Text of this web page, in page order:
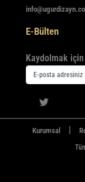
E-Bülten
Kaydolmak için
Kurumsal